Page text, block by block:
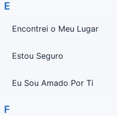
E
Encontrei o Meu Lugar
Estou Seguro
Eu Sou Amado Por Ti
F